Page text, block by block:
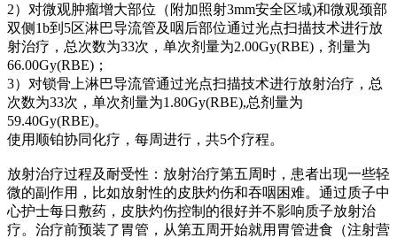
2）对微观肿瘤增大部位（附加照射3mm安全区域)和微观颈部
双侧1b到5区淋巴导流管及咽后部位通过光点扫描技术进行放
射治疗，总次数为33次，单次剂量为2.00Gy(RBE)，剂量为
66.00Gy(RBE)；
3）对锁骨上淋巴导流管通过光点扫描技术进行放射治疗，总
次数为33次，单次剂量为1.80Gy(RBE),总剂量为
59.40Gy(RBE)。
使用顺铂协同化疗，每周进行，共5个疗程。
放射治疗过程及耐受性：放射治疗第五周时，患者出现一些轻
微的副作用，比如放射性的皮肤灼伤和吞咽困难。通过质子中
心护士每日敷药，皮肤灼伤控制的很好并不影响质子放射治
疗。治疗前预装了胃管，从第五周开始就用胃管进食（注射营